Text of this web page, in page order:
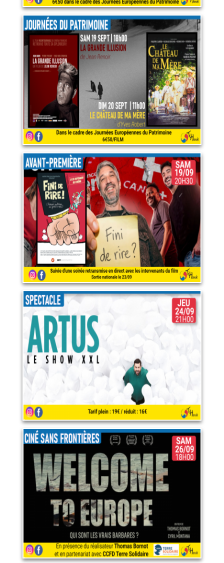
Double programme dans le
cadre des journées
européennes du patrimoine
20 septembre 2026
LIRE PLUS
Fini de rire! l'humour
politique au garde à vous
19 septembre 2026
LIRE PLUS
Artus - Le Show XXL au
cinéma
24 septembre 2026
LIRE PLUS
Welcome to Europe
26 septembre 2026
LIRE PLUS